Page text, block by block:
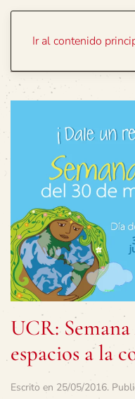
Ir al contenido
UCR:
espacios a la
Escrito en 25/05/2016.